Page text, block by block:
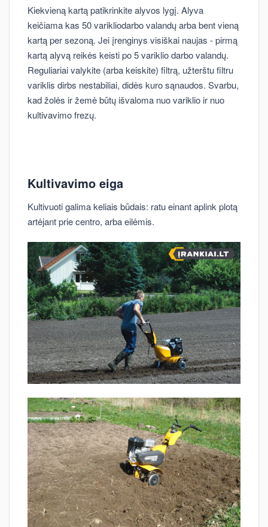
Kiekvieną kartą patikrinkite alyvos lygį. Alyva
keičiama kas 50 varikliodarbo valandų arba bent vieną
kartą per sezoną. Jei įrenginys visiškai naujas - pirmą
kartą alyvą reikės keisti po 5 variklio darbo valandų.
Reguliariai valykite (arba keiskite) filtrą, užterštu filtru
variklis dirbs nestabiliai, didės kuro sąnaudos. Svarbu,
kad žolės ir žemė būtų išvaloma nuo variklio ir nuo
kultivavimo frezų.
Kultivavimo eiga
Kultivuoti galima keliais būdais: ratu einant aplink plotą
artėjant prie centro, arba eilėmis.